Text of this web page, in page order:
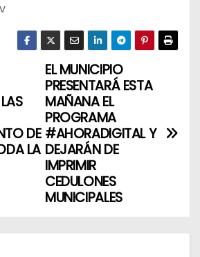
EL MUNICIPIO
PRESENTARÁ ESTA
MAÑANA EL
PROGRAMA
#AHORADIGITAL Y
DEJARÁN DE
IMPRIMIR
CEDULONES
MUNICIPALES
DE
LA